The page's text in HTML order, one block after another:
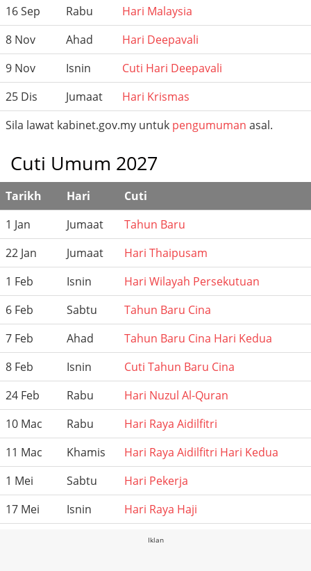
16 Sep
Rabu
Hari Malaysia
8 Nov
Ahad
Hari Deepavali
9 Nov
Isnin
Cuti Hari Deepavali
25 Dis
Jumaat
Hari Krismas
Sila lawat kabinet.gov.my untuk pengumuman asal.
Cuti Umum 2027
Tarikh Hari
Cuti
1 Jan
Jumaat
Tahun Baru
22 Jan
Jumaat
Hari Thaipusam
1 Feb
Isnin
Hari Wilayah Persekutuan
6 Feb
Sabtu
Tahun Baru Cina
7 Feb
Ahad
Tahun Baru Cina Hari Kedua
8 Feb
Isnin
Cuti Tahun Baru Cina
24 Feb
Rabu
Hari Nuzul Al-Quran
10 Mac
Rabu
Hari Raya Aidilfitri
11 Mac
Khamis
Hari Raya Aidilfitri Hari Kedua
1 Mei
Sabtu
Hari Pekerja
17 Mei
Isnin Hari Raya Haji
Iklan